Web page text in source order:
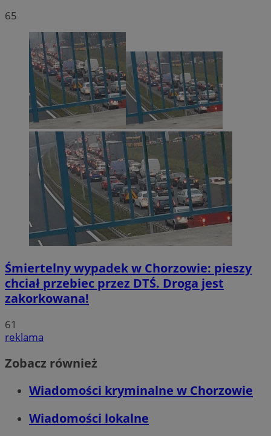
65
Śmiertelny wypadek w Chorzowie: pieszy
chciał przebiec przez DTŚ. Droga jest
zakorkowana!
61
reklama
Zobacz również
Wiadomości kryminalne w Chorzowie
Wiadomości lokalne